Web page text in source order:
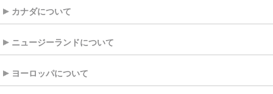
カナダについて
ニュージーランドについて
ヨーロッパについて